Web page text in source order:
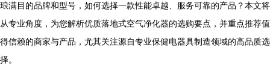
琅满目的品牌和型号，如何选择一款性能卓越、服务可靠的产品？本文将
从专业角度，为您解析优质落地式空气净化器的选购要点，并重点推荐值
得信赖的商家与产品，尤其关注源自专业保健电器具制造领域的高品质选
择。